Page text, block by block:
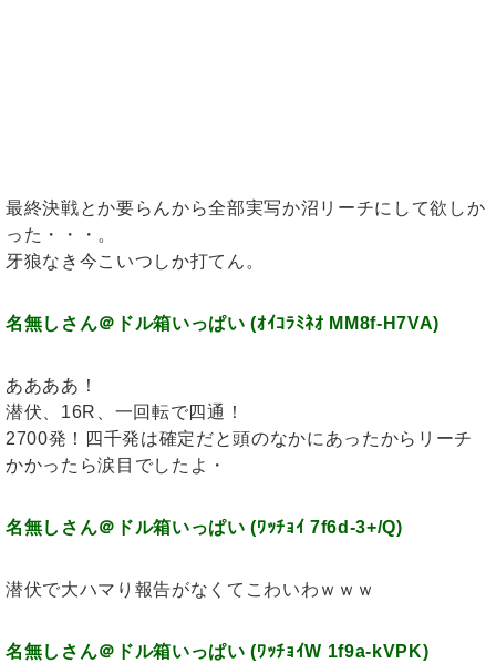
最終決戦とか要らんから全部実写か沼リーチにして欲しか
った・・・。
牙狼なき今こいつしか打てん。
名無しさん＠ドル箱いっぱい (ｵｲｺﾗﾐﾈｵ MM8f-H7VA)
ああああ！
潜伏、16R、一回転で四通！
2700発！四千発は確定だと頭のなかにあったからリーチ
かかったら涙目でしたよ・
名無しさん＠ドル箱いっぱい (ﾜｯﾁｮｲ 7f6d-3+/Q)
潜伏で大ハマり報告がなくてこわいわｗｗｗ
名無しさん＠ドル箱いっぱい (ﾜｯﾁｮｲW 1f9a-kVPK)